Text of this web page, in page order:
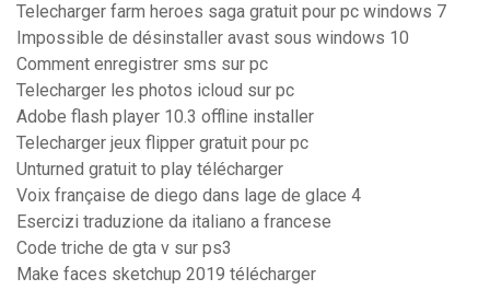
Telecharger farm heroes saga gratuit pour pc windows 7
Impossible de désinstaller avast sous windows 10
Comment enregistrer sms sur pc
Telecharger les photos icloud sur pc
Adobe flash player 10.3 offline installer
Telecharger jeux flipper gratuit pour pc
Unturned gratuit to play télécharger
Voix française de diego dans lage de glace 4
Esercizi traduzione da italiano a francese
Code triche de gta v sur ps3
Make faces sketchup 2019 télécharger